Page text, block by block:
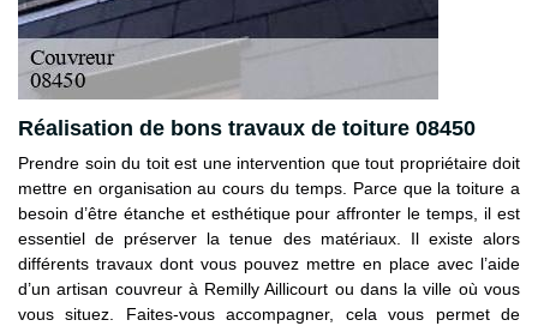
Réalisation de bons travaux de toiture 08450
Prendre soin du toit est une intervention que tout propriétaire doit
mettre en organisation au cours du temps. Parce que la toiture a
besoin d’être étanche et esthétique pour affronter le temps, il est
essentiel de préserver la tenue des matériaux. Il existe alors
différents travaux dont vous pouvez mettre en place avec l’aide
d’un artisan couvreur à Remilly Aillicourt ou dans la ville où vous
vous situez. Faites-vous accompagner, cela vous permet de